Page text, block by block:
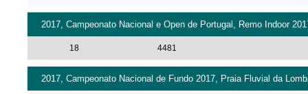
2017, Campeonato Nacional e Open de Portugal, Remo Indoor
18 4481
2017, Campeonato Nacional de Fundo 2017, Praia Fluvial da